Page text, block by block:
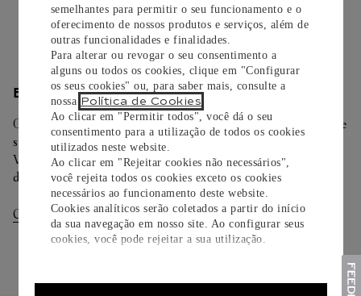
semelhantes para permitir o seu funcionamento e o
oferecimento de nossos produtos e serviços, além de
outras funcionalidades e finalidades.
Para alterar ou revogar o seu consentimento a
alguns ou todos os cookies, clique em "Configurar
os seus cookies" ou, para saber mais, consulte a
nossa Política de Cookies
Ao clicar em "Permitir todos", você dá o seu
consentimento para a utilização de todos os cookies
utilizados neste website.
Ao clicar em "Rejeitar cookies não necessários",
você rejeita todos os cookies exceto os cookies
necessários ao funcionamento deste website.
Cookies analíticos serão coletados a partir do início
da sua navegação em nosso site. Ao configurar seus
cookies, você pode rejeitar a sua utilização.
Saiba mais
ENTREGA/DEVOLUÇÃO
Oferecemos diferentes opções de entrega. Selecione o envio de
sua preferência na finalização de seu pedido.
Você pode trocar ou devolver sua criação Cartier em até 30
dias.
Consultar Entregas Consultar Devoluções